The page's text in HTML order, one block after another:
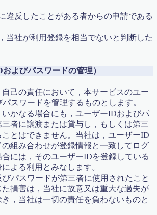
ズ
ズ 低学年から算数オリンピックメダリ
格を目指す
新規オープンにあたって
冬期講習2017
ス 一人一人が主役
カリキュラム
形の性質 二等辺三角形
ボがぜったいに分かる本！出版記念講
from the Director
違反したことがある者からの申請である
当社が利用登録を相当でないと判断した
よびパスワードの管理）
己の責任において，本サービスのユー
スワードを管理するものとします。
かなる場合にも，ユーザーIDおよびパ
三者に譲渡または貸与し，もしくは第三
とはできません。当社は，ユーザーID
の組み合わせが登録情報と一致してログ
には，そのユーザーIDを登録している
よる利用とみなします。
パスワードが第三者に使用されたこと
損害は，当社に故意又は重大な過失が
，当社は一切の責任を負わないものと